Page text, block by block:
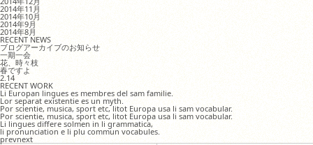
2014年11月
2014年10月
2014年9月
2014年8月
RECENT NEWS
ブログアーカイブのお知らせ
一期一会
花、時々枝
春ですよ
2.14
RECENT WORK
Li Europan lingues es membres del sam familie.
Lor separat existentie es un myth.
Por scientie, musica, sport etc, litot Europa usa li sam vocabular.
Por scientie, musica, sport etc, litot Europa usa li sam vocabular.
Li lingues differe solmen in li grammatica,
li pronunciation e li plu commun vocabules.
prevnext